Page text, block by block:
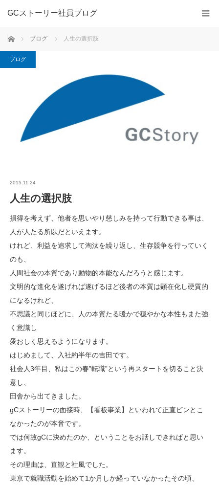
GCストーリー社員ブログ
ホーム ブログ 人生の選択肢
ブログ
2015.11.24
人生の選択肢
損得を考えず、他者を思いやり慈しみを持って行動できる事は、
人が人たる所以だといえます。
けれど、利益を追求して淘汰を繰り返し、生存競争を行っていく
のも、
人間社会の本質であり動物的本能なんだろうと感じます。
文明的な進化を遂げれば遂げるほど後者の本質は顕在化し硬質的
になるけれど、
不思議と同じほどに、人の本質たる暖かで穏やかな本性もまた強
く意識し
愛おしく思えるようになります。
はじめまして、入社約半年の吉田です。
社会人3年目、私はこの春”転職”という再スタートを切ること決
意し、
田舎から出てきました。
gCストーリーの面接時、【看板事業】といわれて正直ピンとこ
なかったのが本音です。
では何故gCに決めたのか、ということをお話しできればと思い
ます。
その理由は、直観と社風でした。
東京で就職活動を始めて1か月しか経っていなかったその頃、